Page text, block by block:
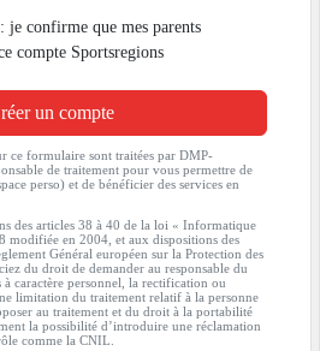
je confirme que mes parents
compte Sportsregions
un compte
ce formulaire sont traitées par DMP-
de traitement pour vous permettre de
perso) et de bénéficier des services en
des articles 38 à 40 de la loi « Informatique
modifiée en 2004, et aux dispositions des
Général européen sur la Protection des
du droit de demander au responsable du
à caractère personnel, la rectification ou
limitation du traitement relatif à la personne
au traitement et du droit à la portabilité
la possibilité d’introduire une réclamation
comme la CNIL.